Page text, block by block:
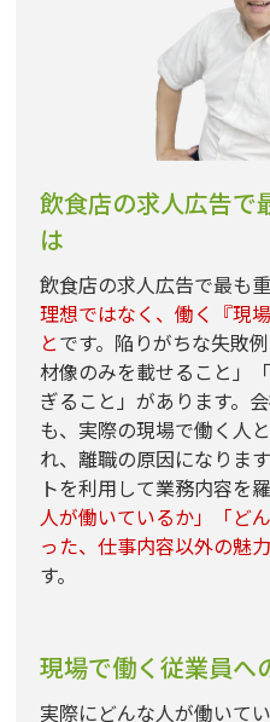
飲食店の求人広告で
は
飲食店の求人広告で最も
理想ではなく、働く『現
とです。陥りがちな失敗
材像のみを載せること」
ぎること」があります。
も、実際の現場で働く人
れ、離職の原因になりま
トを利用して業務内容を
人が働いているか」「ど
った、仕事内容以外の魅
す。
現場で働く従業員へ
実際にどんな人が働いて